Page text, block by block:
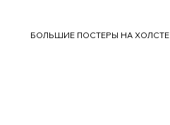
БОЛЬШИЕ ПОСТЕРЫ НА ХОЛСТЕ